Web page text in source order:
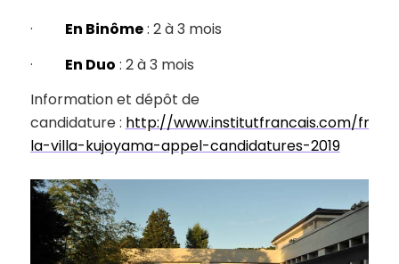
· En Binôme: 2 à 3 mois
· En Duo : 2 à 3 mois
Information et dépôt de
candidature : http://www.institutfrancais.com/fr/
la-villa-kujoyama-appel-candidatures-2019